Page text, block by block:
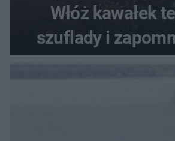
Włóż kawałek
szuflady i